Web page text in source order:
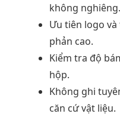
không nghiêng.
Ưu tiên logo
phản cao.
Kiểm tra độ
hộp.
Không ghi
căn cứ vật liệu.